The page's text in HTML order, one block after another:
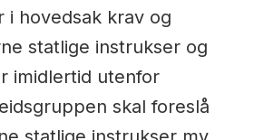
i hovedsak krav og
statlige instrukser og
imidlertid utenfor
skal foreslå